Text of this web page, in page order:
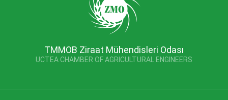
TMMOB Ziraat Mühendisleri Odası
UCTEA CHAMBER OF AGRICULTURAL ENGINEERS